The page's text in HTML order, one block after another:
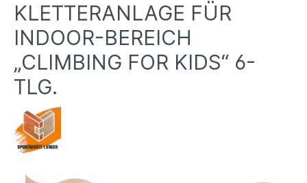
KLETTERANLAGE FÜR
INDOOR-BEREICH
„CLIMBING FOR KIDS“ 6-
TLG.